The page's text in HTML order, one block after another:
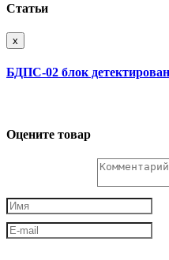
Статьи
x
БДПС-02 блок
Оцените товар